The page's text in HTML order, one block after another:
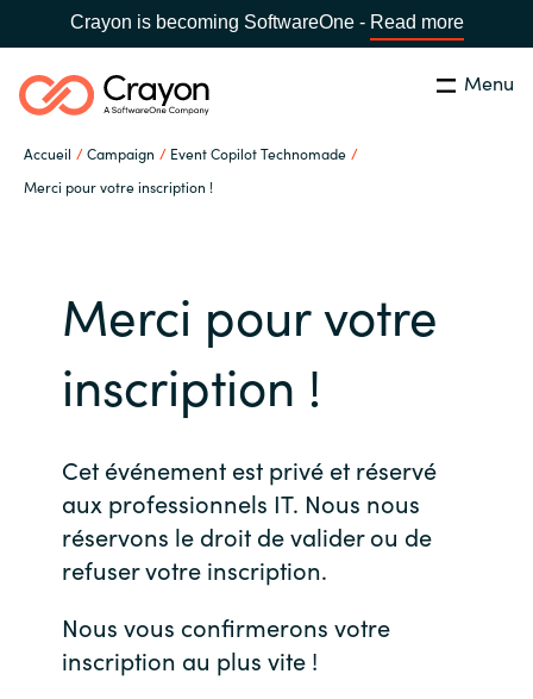
Crayon is becoming SoftwareOne - Read more
Menu
Accueil Campaign
Event Copilot Technomade
Merci pour votre inscription !
Global site
Africa
Austria
Bulgaria
Czechia
Rechercher Fermer
Notre expertise
Ressources
A propos de Crayon
Secteur Public
Nous contacter
Carrières
Merci pour votre
inscription !
Cet événement est privé et réservé
aux professionnels IT. Nous nous
réservons le droit de valider ou de
refuser votre inscription.
Nous vous confirmerons votre
inscription au plus vite !